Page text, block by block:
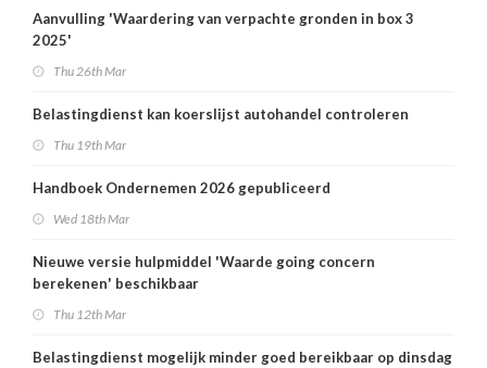
Aanvulling 'Waardering van verpachte gronden in box 3
2025'
Thu 26th Mar
Belastingdienst kan koerslijst autohandel controleren
Thu 19th Mar
Handboek Ondernemen 2026 gepubliceerd
Wed 18th Mar
Nieuwe versie hulpmiddel 'Waarde going concern
berekenen' beschikbaar
Thu 12th Mar
Belastingdienst mogelijk minder goed bereikbaar op dinsdag